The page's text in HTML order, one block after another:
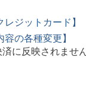
ジットカード】
の各種変更】
に反映されませ